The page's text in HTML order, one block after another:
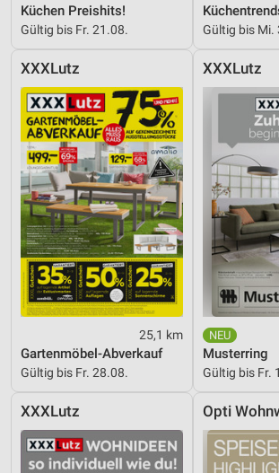
Küchen Preishits!
Gültig bis Fr. 21.08. Gültig bis Mi.
XXXLutz
25,1 km
Gartenmöbel-Abverkauf
Gültig bis Fr. 28.08.
XXXLutz
Musterring
Gültig bis Fr.
XXXLutz Opti